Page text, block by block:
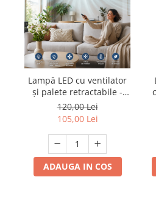
Lampă LED cu ventilator
și palete retractabile -
iluminare și răcorire într-
un singur produs
120,00 Lei
105,00 Lei
ADAUGA IN COS